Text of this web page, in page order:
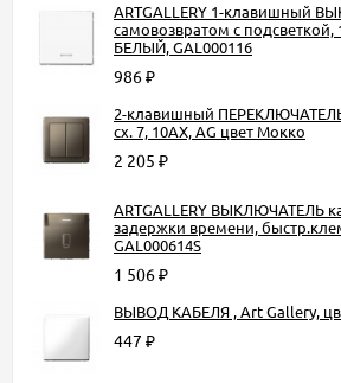
ARTGALLERY 1-клавишный
самовозвратом с
БЕЛЫЙ, GAL000116
986₽
2-клавишный
сх. 7, 10АХ, AG цвет Мокко
2 205 ₽
ARTGALLERY ВЫКЛЮЧАТЕЛЬ
задержки времени,
GAL000614S
1 506₽
ВЫВОД КАБЕЛЯ , Art Gallery,
447 ₽